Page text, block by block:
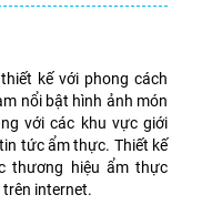
kế với phong cách
nổi bật hình ảnh món
với các khu vực giới
tức ẩm thực. Thiết kế
thương hiệu ẩm thực
internet.